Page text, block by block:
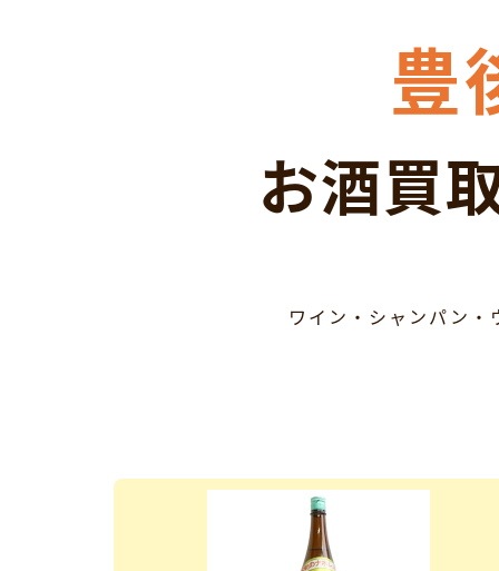
豊
お酒買
ワイン・シャンパン